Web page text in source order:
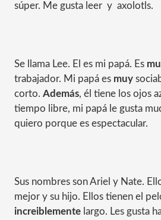
súper. Me gusta leer y axolotls.
Se llama Lee. El es mi papá. Es
trabajador. Mi papá es muy
corto. Además, él tiene los ojos
tiempo libre, mi papá le gusta
quiero porque es espectacular.
Sus nombres son Ariel y Nate.
mejor y su hijo. Ellos tienen el
increiblemente largo. Les gusta